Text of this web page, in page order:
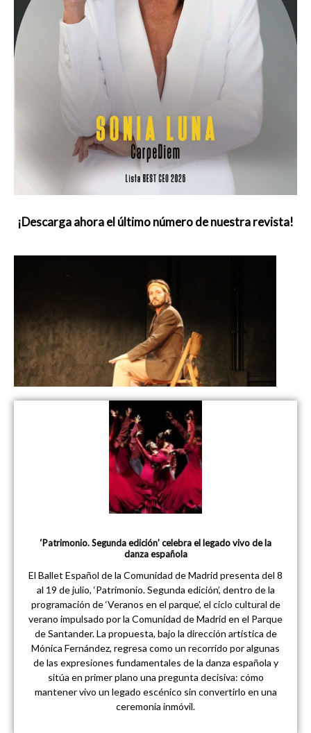
¡Descarga ahora el último número de nuestra revista!
‘Patrimonio. Segunda edición’ celebra el legado vivo de la
danza española
El Ballet Español de la Comunidad de Madrid presenta del 8
al 19 de julio, ‘Patrimonio. Segunda edición’, dentro de la
programación de ‘Veranos en el parque’, el ciclo cultural de
verano impulsado por la Comunidad de Madrid en el Parque
de Santander. La propuesta, bajo la dirección artística de
Mónica Fernández, regresa como un recorrido por algunas
de las expresiones fundamentales de la danza española y
sitúa en primer plano una pregunta decisiva: cómo
mantener vivo un legado escénico sin convertirlo en una
ceremonia inmóvil.